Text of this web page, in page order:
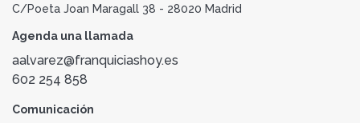
C/Poeta Joan Maragall 38 - 28020 Madrid
Agenda una llamada
aalvarez@franquiciashoy.es
602 254 858
Comunicación